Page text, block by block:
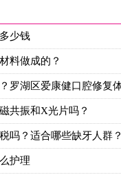
少钱
料做成的？
共振和X光片吗？
吗？适合哪些缺牙人群？
护理